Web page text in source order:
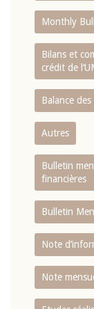
Monthly
Bilans et
crédit de
Balance
Autres
Bulletin
financières
Bulletin
Note
Note